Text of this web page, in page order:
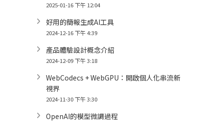
2025-01-16 下午 12:04
好用的簡報生成AI工具
2024-12-16 下午 4:39
產品體驗設計概念介紹
2024-12-09 下午 3:18
WebCodecs + WebGPU：開啟個人化串流新
視界
2024-11-30 下午 3:30
OpenAI的模型微調過程